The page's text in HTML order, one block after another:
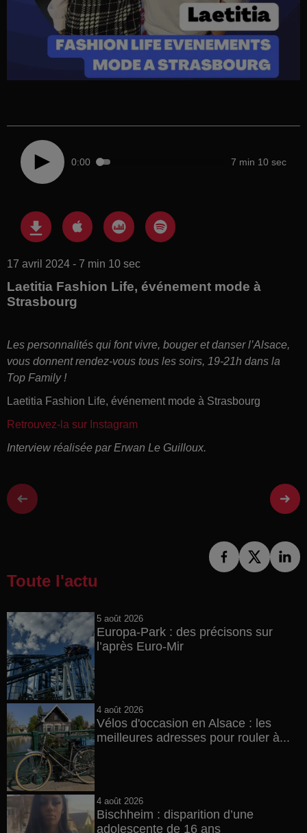
0:00 7 min 10 sec
17 avril 2024 - 7 min 10 sec
Laetitia Fashion Life, événement mode à
Strasbourg
Les personnalités qui font vivre, bouger et danser l’Alsace,
vous donnent rendez-vous tous les soirs, 19-21h dans la
Top Family !
Laetitia Fashion Life, événement mode à Strasbourg
Retrouvez-la sur Instagram
Interview réalisée par Erwan Le Guilloux.
Toute l'actu
5 août 2026
Europa-Park : des précisons sur
l’après Euro-Mir
4 août 2026
Vélos d'occasion en Alsace : les
meilleures adresses pour rouler à...
4 août 2026
Bischheim : disparition d’une
adolescente de 16 ans